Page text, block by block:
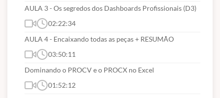
AULA 3 - Os segredos dos Dashboards Profissionais (D3)
02:22:34
AULA 4 - Encaixando todas as peças + RESUMÃO
03:50:11
Dominando o PROCV e o PROCX no Excel
01:52:12